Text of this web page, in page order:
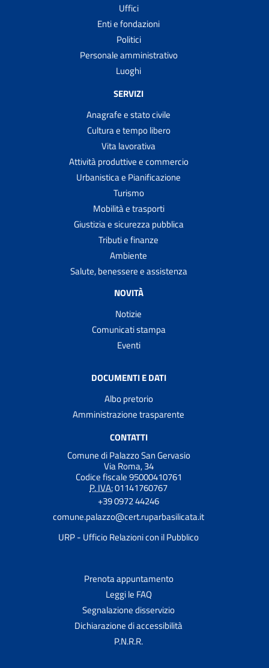
Uffici
Enti e fondazioni
Politici
Personale amministrativo
Luoghi
SERVIZI
Anagrafe e stato civile
Cultura e tempo libero
Vita lavorativa
Attività produttive e commercio
Urbanistica e Pianificazione
Turismo
Mobilità e trasporti
Giustizia e sicurezza pubblica
Tributi e finanze
Ambiente
Salute, benessere e assistenza
NOVITÀ
Notizie
Comunicati stampa
Eventi
DOCUMENTI E DATI
Albo pretorio
Amministrazione trasparente
CONTATTI
Comune di Palazzo San Gervasio
Via Roma, 34
Codice fiscale 95000410761
P. IVA:01141760767
+39 0972 44246
comune.palazzo@cert.ruparbasilicata.it
URP - Ufficio Relazioni con il Pubblico
Prenota appuntamento
Leggi le FAQ
Segnalazione disservizio
Dichiarazione di accessibilità
P.N.R.R.